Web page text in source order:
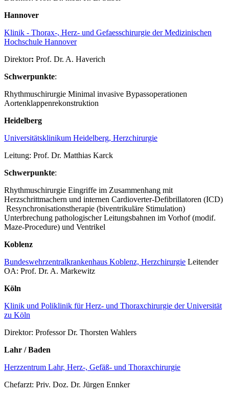
Hannover
Klinik - Thorax-, Herz- und Gefaesschirurgie der Medizinischen
Hochschule Hannover
Direktor: Prof. Dr. A. Haverich
Schwerpunkte:
Rhythmuschirurgie Minimal invasive Bypassoperationen
Aortenklappenrekonstruktion
Heidelberg
Universitätsklinikum Heidelberg, Herzchirurgie
Leitung: Prof. Dr. Matthias Karck
Schwerpunkte:
Rhythmuschirurgie Eingriffe im Zusammenhang mit
Herzschrittmachern und internen Cardioverter-Defibrillatoren (ICD)
Resynchronisationstherapie (biventrikuläre Stimulation)
Unterbrechung pathologischer Leitungsbahnen im Vorhof (modif.
Maze-Procedure) und Ventrikel
Koblenz
Bundeswehrzentralkrankenhaus Koblenz, Herzchirurgie Leitender
OA: Prof. Dr. A. Markewitz
Köln
Klinik und Poliklinik für Herz- und Thoraxchirurgie der Universität
zu Köln
Direktor: Professor Dr. Thorsten Wahlers
Lahr / Baden
Herzzentrum Lahr, Herz-, Gefäß- und Thoraxchirurgie
Chefarzt: Priv. Doz. Dr. Jürgen Ennker